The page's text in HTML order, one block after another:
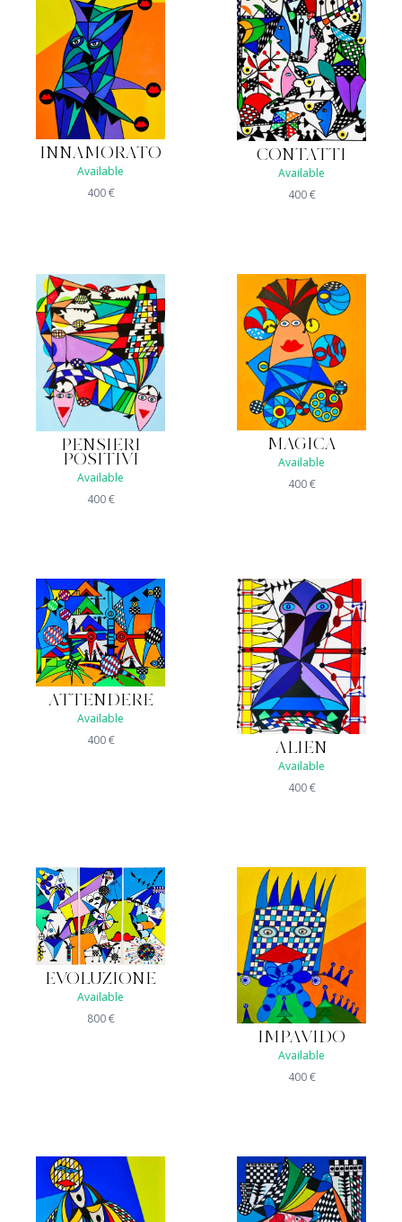
INNAMORATO
Available
400€
CONTATTI
Available
400€
PENSIERI
POSITIVI
Available
400€
MAGICA
Available
400€
ATTENDERE
Available
400€
ALIEN
Available
400€
EVOLUZIONE
Available
800€
IMPAVIDO
Available
400€